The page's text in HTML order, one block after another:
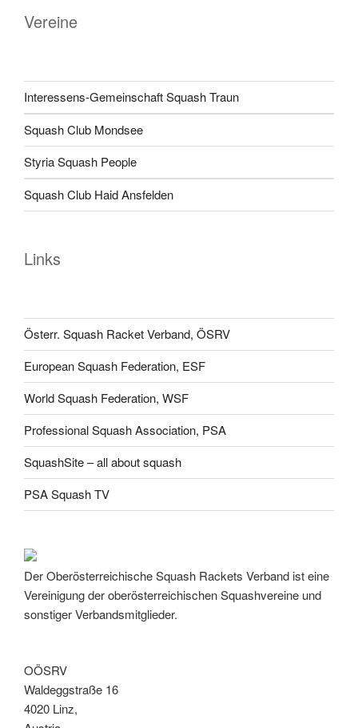
Vereine
Interessens-Gemeinschaft Squash Traun
Squash Club Mondsee
Styria Squash People
Squash Club Haid Ansfelden
Links
Österr. Squash Racket Verband, ÖSRV
European Squash Federation, ESF
World Squash Federation, WSF
Professional Squash Association, PSA
SquashSite – all about squash
PSA Squash TV
Der Oberösterreichische Squash Rackets Verband ist eine
Vereinigung der oberösterreichischen Squashvereine und
sonstiger Verbandsmitglieder.
OÖSRV
Waldeggstraße 16
4020 Linz,